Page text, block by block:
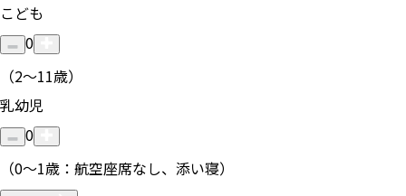
こども
0
（2〜11歳）
乳幼児
0
（0〜1歳：航空座席なし、添い寝）